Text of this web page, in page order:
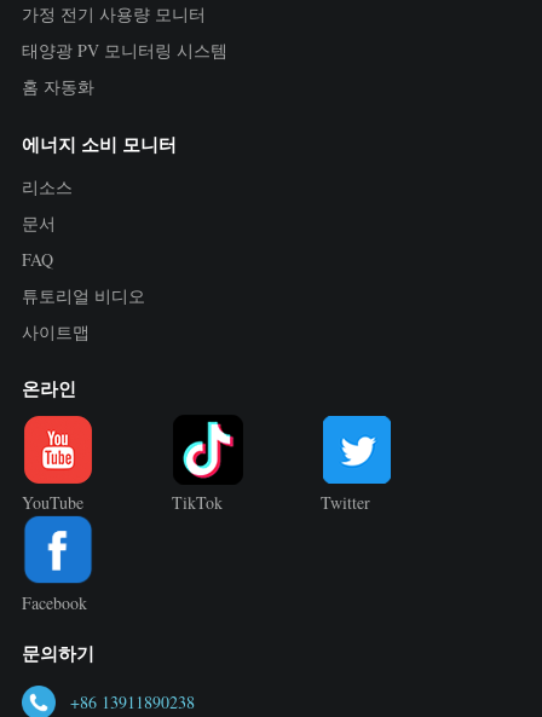
가정 전기 사용량 모니터
태양광 PV 모니터링 시스템
홈 자동화
에너지 소비 모니터
리소스
문서
FAQ
튜토리얼 비디오
사이트맵
온라인
YouTube TikTok Twitter
Facebook
문의하기
+86 13911890238